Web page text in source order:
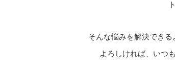
そんな悩みを解決でき
よろしければ、いつ